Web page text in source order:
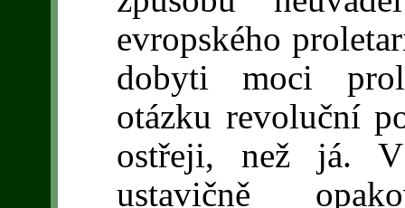
evropského
dobyti moci
otázku revoluční
ostřeji, než já.
ustavičně